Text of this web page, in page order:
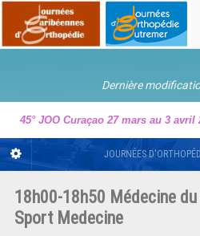
Dernière
45° JOO Curaçao 27 mars au 3 avril
JOURNÉES
18h00-18h50 Médecine
Sport Medecine